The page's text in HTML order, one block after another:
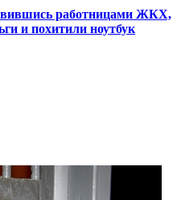
работницами ЖКХ,
и похитили ноутбук